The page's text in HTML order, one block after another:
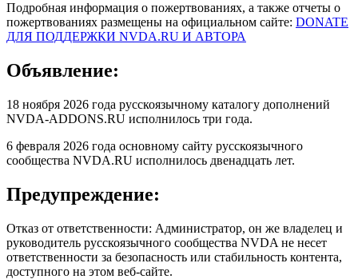
Подробная информация о пожертвованиях, а также отчеты о
пожертвованиях размещены на официальном сайте: DONATE
ДЛЯ ПОДДЕРЖКИ NVDA.RU И АВТОРА
Объявление:
18 ноября 2026 года русскоязычному каталогу дополнений
NVDA-ADDONS.RU исполнилось три года.
6 февраля 2026 года основному сайту русскоязычного
сообщества NVDA.RU исполнилось двенадцать лет.
Предупреждение:
Отказ от ответственности: Администратор, он же владелец и
руководитель русскоязычного сообщества NVDA не несет
ответственности за безопасность или стабильность контента,
доступного на этом веб-сайте.